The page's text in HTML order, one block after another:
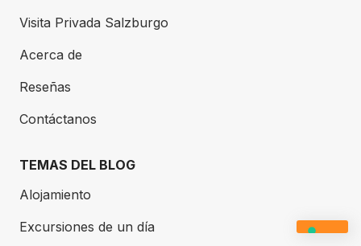
Visita Privada Salzburgo
Acerca de
Reseñas
Contáctanos
TEMAS DEL BLOG
Alojamiento
Excursiones de un día